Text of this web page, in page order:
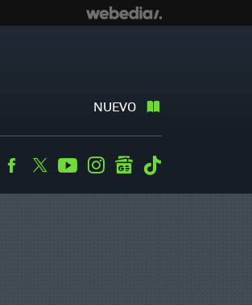
NUEVO
Facebook
TwitterYoutubeInstagramgooglenews